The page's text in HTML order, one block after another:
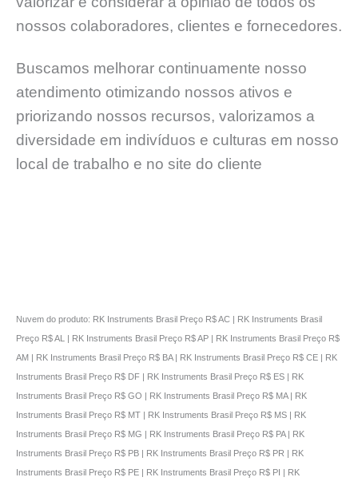
nossos colaboradores, clientes e fornecedores.
Buscamos melhorar continuamente nosso
atendimento otimizando nossos ativos e
priorizando nossos recursos, valorizamos a
diversidade em indivíduos e culturas em nosso
local de trabalho e no site do cliente
Nuvem do produto: RK Instruments Brasil Preço R$ AC | RK Instruments Brasil
Preço R$ AL | RK Instruments Brasil Preço R$ AP | RK Instruments Brasil Preço R$
AM | RK Instruments Brasil Preço R$ BA | RK Instruments Brasil Preço R$ CE | RK
Instruments Brasil Preço R$ DF | RK Instruments Brasil Preço R$ ES | RK
Instruments Brasil Preço R$ GO | RK Instruments Brasil Preço R$ MA | RK
Instruments Brasil Preço R$ MT | RK Instruments Brasil Preço R$ MS | RK
Instruments Brasil Preço R$ MG | RK Instruments Brasil Preço R$ PA | RK
Instruments Brasil Preço R$ PB | RK Instruments Brasil Preço R$ PR | RK
Instruments Brasil Preço R$ PE | RK Instruments Brasil Preço R$ PI | RK